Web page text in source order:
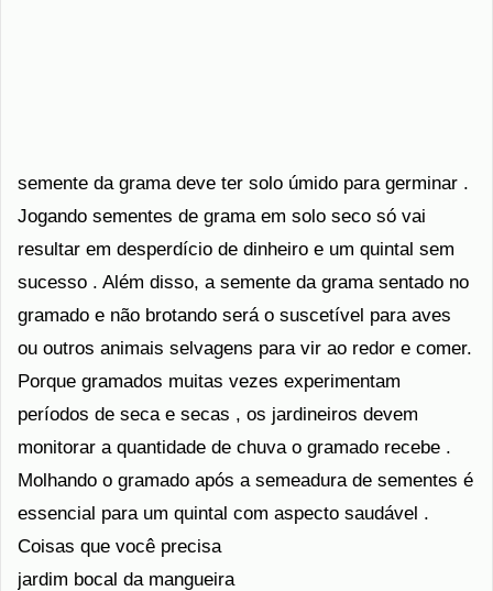
semente da grama deve ter solo úmido para germinar .
Jogando sementes de grama em solo seco só vai
resultar em desperdício de dinheiro e um quintal sem
sucesso . Além disso, a semente da grama sentado no
gramado e não brotando será o suscetível para aves
ou outros animais selvagens para vir ao redor e comer.
Porque gramados muitas vezes experimentam
períodos de seca e secas , os jardineiros devem
monitorar a quantidade de chuva o gramado recebe .
Molhando o gramado após a semeadura de sementes é
essencial para um quintal com aspecto saudável .
Coisas que você precisa
jardim bocal da mangueira